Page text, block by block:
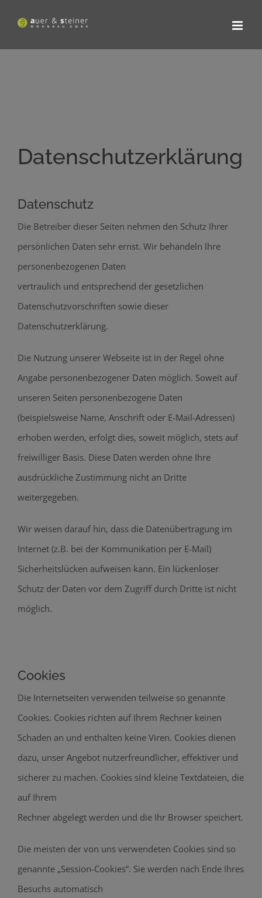
Inhalt
springen
Datenschutzerklärung
Datenschutz
Die Betreiber dieser Seiten nehmen den Schutz Ihrer
persönlichen Daten sehr ernst. Wir behandeln Ihre
personenbezogenen Daten
vertraulich und entsprechend der gesetzlichen
Datenschutzvorschriften sowie dieser
Datenschutzerklärung.
Die Nutzung unserer Webseite ist in der Regel ohne
Angabe personenbezogener Daten möglich. Soweit auf
unseren Seiten personenbezogene Daten
(beispielsweise Name, Anschrift oder E-Mail-Adressen)
erhoben werden, erfolgt dies, soweit möglich, stets auf
freiwilliger Basis. Diese Daten werden ohne Ihre
ausdrückliche Zustimmung nicht an Dritte
weitergegeben.
Wir weisen darauf hin, dass die Datenübertragung im
Internet (z.B. bei der Kommunikation per E-Mail)
Sicherheitslücken aufweisen kann. Ein lückenloser
Schutz der Daten vor dem Zugriff durch Dritte ist nicht
möglich.
Cookies
Die Internetseiten verwenden teilweise so genannte
Cookies. Cookies richten auf Ihrem Rechner keinen
Schaden an und enthalten keine Viren. Cookies dienen
dazu, unser Angebot nutzerfreundlicher, effektiver und
sicherer zu machen. Cookies sind kleine Textdateien, die
auf Ihrem
Rechner abgelegt werden und die Ihr Browser speichert.
Die meisten der von uns verwendeten Cookies sind so
genannte „Session-Cookies“. Sie werden nach Ende Ihres
Besuchs automatisch